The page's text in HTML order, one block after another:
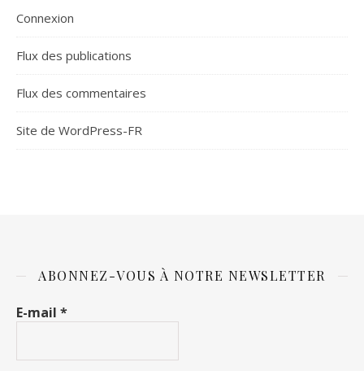
Connexion
Flux des publications
Flux des commentaires
Site de WordPress-FR
ABONNEZ-VOUS À NOTRE NEWSLETTER
E-mail *